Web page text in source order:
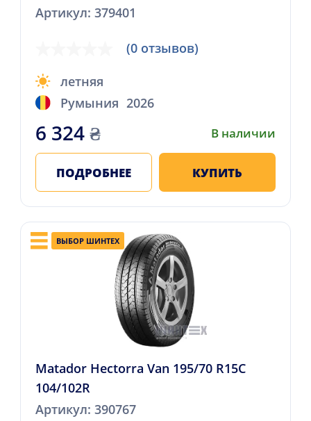
Артикул: 379401
(0 отзывов)
летняя
Румыния 2026
6 324₴ В наличии
ПОДРОБНЕЕ КУПИТЬ
ВЫБОР ШИНТЕХ
Matador Hectorra Van 195/70 R15C
104/102R
Артикул: 390767